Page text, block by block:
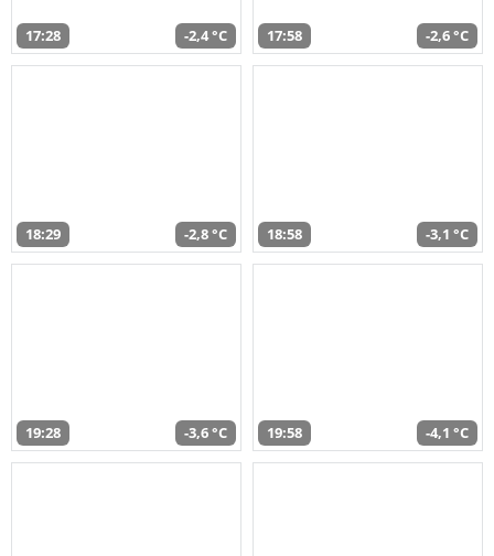
17:28 -2,4 °C 17:58 -2,6 °C
18:29 -2,8 °C 18:58 -3,1 °C
19:28 -3,6 °C 19:58 -4,1 °C